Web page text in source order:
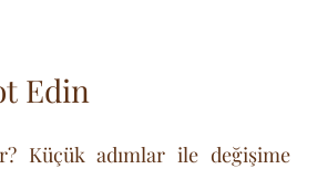
Edin
Küçük adımlar ile değişime